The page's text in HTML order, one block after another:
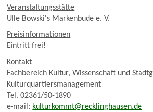
Veranstaltungsstätte
Ulle Bowski's Markenbude e. V.
Preisinformationen
Eintritt frei!
Kontakt
Fachbereich Kultur, Wissenschaft und
Kulturquartiersmanagement
Tel. 02361/50-1890
e-mail: kulturkommt@recklinghausen.de